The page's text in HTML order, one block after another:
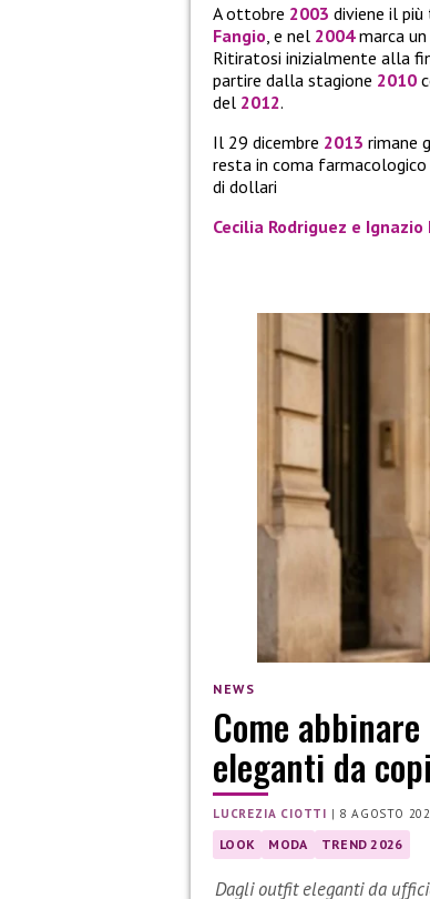
A ottobre 2003 diviene il
Fangio , e nel 2004marca
Ritiratosi inizialmente alla
partire dalla stagione 2010
del 2012.
Il 29 dicembre 2013 rimane
resta in coma farmacologico
di dollari
Cecilia Rodriguez e
NEWS
Come
eleganti da
LUCREZIA CIOTTI | 8 AGOSTO
LOOK MODA TREND 2026
Dagli outfit eleganti da